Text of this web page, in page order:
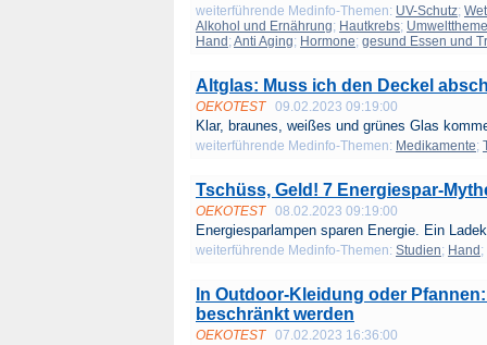
weiterführende Medinfo-Themen: UV-Schutz;
Alkohol und Ernährung; Hautkrebs;
Hand ; Anti Aging; Hormone; gesund Essen und
Altglas: Muss ich den Deckel
OEKOTEST 09.02.2023 09:19:00
Klar, braunes, weißes und grünes Glas
weiterführende Medinfo-Themen: Medikamente;
Tschüss, Geld! 7 Energiespar-
OEKOTEST 08.02.2023 09:19:00
Energiesparlampen sparen Energie. Ein
weiterführende Medinfo-Themen: Studien; Hand ;
In Outdoor-Kleidung oder
beschränkt werden
OEKOTEST 07.02.2023 16:36:00